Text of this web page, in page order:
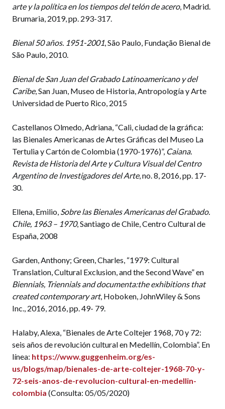
arte y la política en los tiempos del telón de acero, Madrid.
Brumaria, 2019, pp. 293-317.
Bienal 50 años. 1951-2001, São Paulo, Fundação Bienal de
São Paulo, 2010.
Bienal de San Juan del Grabado Latinoamericano y del
Caribe, San Juan, Museo de Historia, Antropología y Arte
Universidad de Puerto Rico, 2015
Castellanos Olmedo, Adriana, “Cali, ciudad de la gráfica:
las Bienales Americanas de Artes Gráficas del Museo La
Tertulia y Cartón de Colombia (1970-1976)”, Caiana.
Revista de Historia del Arte y Cultura Visual del Centro
Argentino de Investigadores del Arte, no. 8, 2016, pp. 17-
30.
Ellena, Emilio, Sobre las Bienales Americanas del Grabado.
Chile, 1963 – 1970, Santiago de Chile, Centro Cultural de
España, 2008
Garden, Anthony; Green, Charles, “1979: Cultural
Translation, Cultural Exclusion, and the Second Wave” en
Biennials, Triennials and documenta:the exhibitions that
created contemporary art, Hoboken, JohnWiley & Sons
Inc., 2016, 2016, pp. 49- 79.
Halaby, Alexa, “Bienales de Arte Coltejer 1968, 70 y 72:
seis años de revolución cultural en Medellín, Colombia”. En
línea: https://www.guggenheim.org/es-
us/blogs/map/bienales-de-arte-coltejer-1968-70-y-
72-seis-anos-de-revolucion-cultural-en-medellin-
colombia (Consulta: 05/05/2020)